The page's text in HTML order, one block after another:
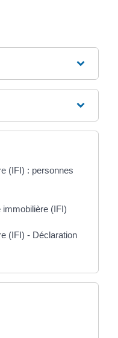
(IFI) : personnes
(IFI)
(IFI) - Déclaration